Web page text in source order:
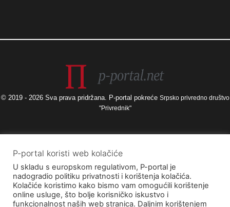
© 2019 - 2026 Sva prava pridržana. P-portal pokreće Srpsko privredno društvo
"Privrednik"
Izneseni stavovi i mišljenja samo su autorova i ne odražavaju nužno
službena stajališta Europske unije ili Europske komisije, kao ni stajališta
Agencije za elektroničke medije ni Ministarstva kulture i medija. Europska
unija i Europska komisija, kao ni Agencija za elektroničke medije ni
Ministarstvo kulture i medija ne mogu se smatrati odgovornima za njih.
P-portal koristi web kolačiće
U skladu s europskom regulativom, P-portal je
nadogradio politiku privatnosti i korištenja kolačića.
Kolačiće koristimo kako bismo vam omogućili korištenje
online usluge, što bolje korisničko iskustvo i
funkcionalnost naših web stranica. Daljnim korištenjem